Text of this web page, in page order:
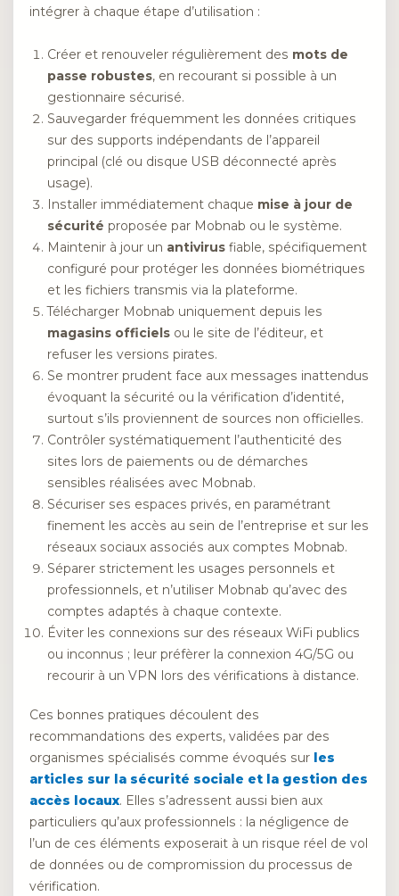
intégrer à chaque étape d’utilisation :
Créer et renouveler régulièrement des mots de
passe robustes, en recourant si possible à un
gestionnaire sécurisé.
Sauvegarder fréquemment les données critiques
sur des supports indépendants de l’appareil
principal (clé ou disque USB déconnecté après
usage).
Installer immédiatement chaque mise à jour de
sécurité proposée par Mobnab ou le système.
Maintenir à jour un antivirus fiable, spécifiquement
configuré pour protéger les données biométriques
et les fichiers transmis via la plateforme.
Télécharger Mobnab uniquement depuis les
magasins officiels ou le site de l’éditeur, et
refuser les versions pirates.
Se montrer prudent face aux messages inattendus
évoquant la sécurité ou la vérification d’identité,
surtout s’ils proviennent de sources non officielles.
Contrôler systématiquement l’authenticité des
sites lors de paiements ou de démarches
sensibles réalisées avec Mobnab.
Sécuriser ses espaces privés, en paramétrant
finement les accès au sein de l’entreprise et sur les
réseaux sociaux associés aux comptes Mobnab.
Séparer strictement les usages personnels et
professionnels, et n’utiliser Mobnab qu’avec des
comptes adaptés à chaque contexte.
Éviter les connexions sur des réseaux WiFi publics
ou inconnus ; leur préfèrer la connexion 4G/5G ou
recourir à un VPN lors des vérifications à distance.
Ces bonnes pratiques découlent des
recommandations des experts, validées par des
organismes spécialisés comme évoqués sur les
articles sur la sécurité sociale et la gestion des
accès locaux. Elles s’adressent aussi bien aux
particuliers qu’aux professionnels : la négligence de
l’un de ces éléments exposerait à un risque réel de vol
de données ou de compromission du processus de
vérification.